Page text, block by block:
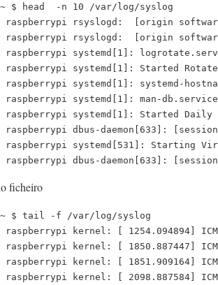
$ head  -n 10 /var/log/syslog
raspberrypi rsyslogd:  [origin
raspberrypi rsyslogd:  [origin
raspberrypi systemd[1]:
raspberrypi systemd[1]: Started
raspberrypi systemd[1]: systemd-
raspberrypi systemd[1]: man-
raspberrypi systemd[1]: Started Daily
raspberrypi dbus-daemon[633]:
raspberrypi systemd[531]: Starting
ficheiro
$ tail -f /var/log/syslog
raspberrypi kernel: [ 1254.094894]
raspberrypi kernel: [ 1850.887447]
raspberrypi kernel: [ 1851.909164]
raspberrypi kernel: [ 2098.887584]